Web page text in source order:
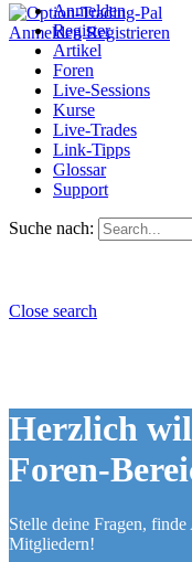
Anmelden Registrieren
Anmelden
Register
Artikel
Foren
Live-Sessions
Kurse
Live-Trades
Link-Tipps
Glossar
Support
Suche nach:
Close search
Herzlich
Foren-
Stelle deine Fragen,
Mitgliedern!